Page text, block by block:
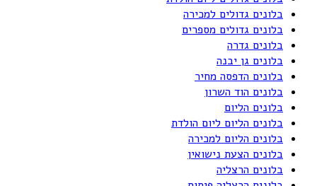
בלונים גדולים למכירה
בלונים גדולים מספרים
בלונים גדרה
בלונים גן יבנה
בלונים הדפסה מחיר
בלונים הוד השרון
בלונים הליום
בלונים הליום ליום הולדת
בלונים הליום למכירה
בלונים הצעת נישואין
בלונים הרצליה